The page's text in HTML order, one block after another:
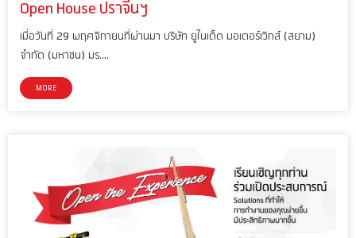
Open House ปราจีนฯ
เมื่อวันที่ 29 พฤศจิกายนที่ผ่านมา บริษัท ยูไนเต็ด มอเตอร์เวิกส์ (สยาม)
จำกัด (มหาชน) มร.…
MORE